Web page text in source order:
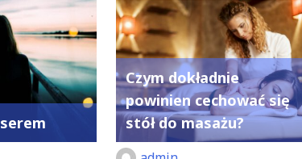
Czym dokładnie
powinien cechować się
stół do masażu?